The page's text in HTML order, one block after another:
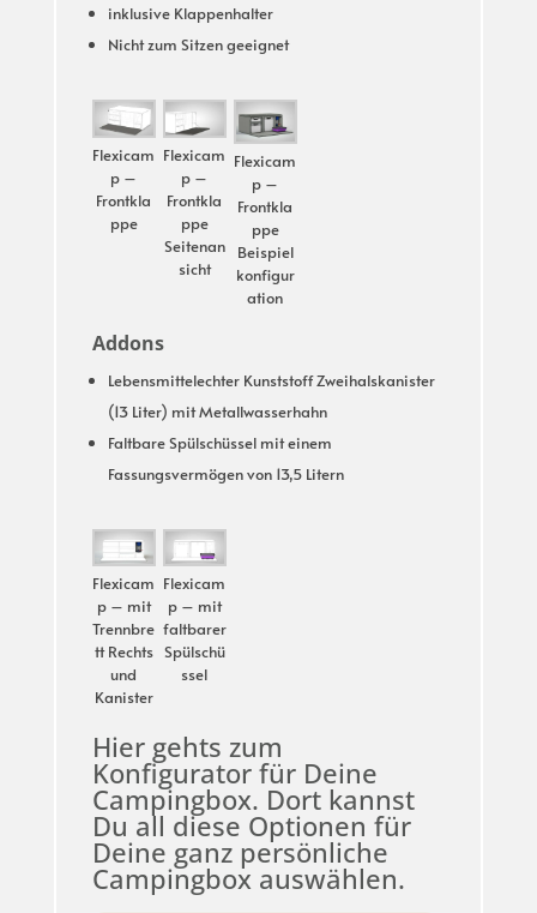
inklusive Klappenhalter
Nicht zum Sitzen geeignet
Flexicam
p –
Frontkla
ppe
Flexicam
p –
Frontkla
ppe
Seitenan
sicht
Flexicam
p –
Frontkla
ppe
Beispiel
konfigur
ation
Addons
Lebensmittelechter Kunststoff Zweihalskanister
(13 Liter) mit Metallwasserhahn
Faltbare Spülschüssel mit einem
Fassungsvermögen von 13,5 Litern
Flexicam
p – mit
Trennbre
tt Rechts
und
Kanister
Flexicam
p – mit
faltbarer
Spülschü
ssel
Hier gehts zum
Konfigurator für Deine
Campingbox. Dort kannst
Du all diese Optionen für
Deine ganz persönliche
Campingbox auswählen.